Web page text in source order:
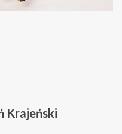
Krajeński